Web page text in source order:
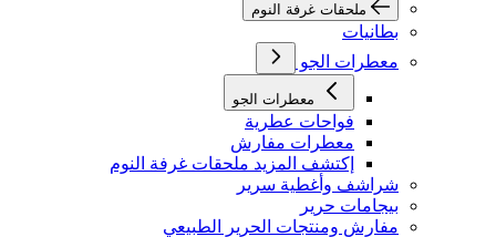
ملحقات غرفة النوم
بطانيات
معطرات الجو
معطرات الجو
فواحات عطرية
معطرات مفارش
إكتشف المزيد ملحقات غرفة النوم
شراشف وأغطية سرير
بيجامات حرير
مفارش ومنتجات الحرير الطبيعي